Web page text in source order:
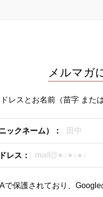
メルマガ
ドレスとお名前（苗字 また
ックネーム）：
レス：
で保護されており、Google